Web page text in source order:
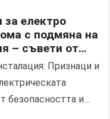
за електро
с подмяна на
– съвети от
електротехник
Признаци и
безопасността и